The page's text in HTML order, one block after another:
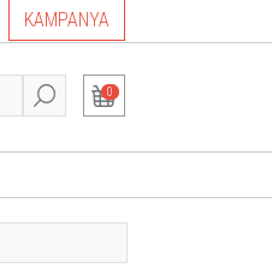
KAMPANYA
0